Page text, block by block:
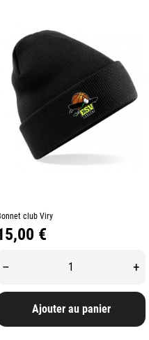
club Viry
€
– +
Ajouter au panier